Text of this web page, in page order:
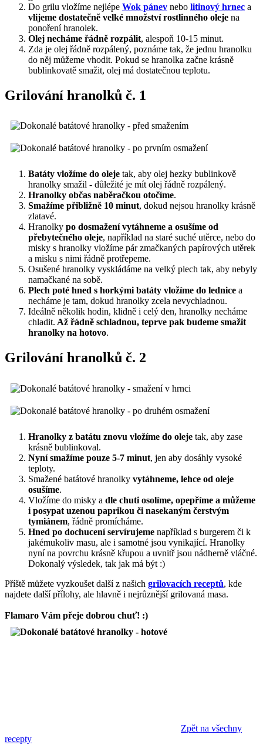
Do grilu vložíme nejlépe Wok pánev nebo litinový hrnec a
vlijeme dostatečně velké množství rostlinného oleje na
ponoření hranolek.
Olej necháme řádně rozpálit, alespoň 10-15 minut.
Zda je olej řádně rozpálený, poznáme tak, že jednu hranolku
do něj můžeme vhodit. Pokud se hranolka začne krásně
bublinkovatě smažit, olej má dostatečnou teplotu.
Grilování hranolků č. 1
Batáty vložíme do oleje tak, aby olej hezky bublinkově
hranolky smažil - důležité je mít olej řádně rozpálený.
Hranolky občas naběračkou otočíme.
Smažíme přibližně 10 minut, dokud nejsou hranolky krásně
zlatavé.
Hranolky po dosmažení vytáhneme a osušíme od
přebytečného oleje, například na staré suché utěrce, nebo do
misky s hranolky vložíme pár zmačkaných papírových utěrek
a misku s nimi řádně protřepeme.
Osušené hranolky vyskládáme na velký plech tak, aby nebyly
namačkané na sobě.
Plech poté hned s horkými batáty vložíme do lednice a
necháme je tam, dokud hranolky zcela nevychladnou.
Ideálně několik hodin, klidně i celý den, hranolky necháme
chladit. Až řádně schladnou, teprve pak budeme smažit
hranolky na hotovo.
Grilování hranolků č. 2
Hranolky z batátu znovu vložíme do oleje tak, aby zase
krásně bublinkoval.
Nyní smažíme pouze 5-7 minut, jen aby dosáhly vysoké
teploty.
Smažené batátové hranolky vytáhneme, lehce od oleje
osušíme.
Vložíme do misky a dle chuti osolíme, opepříme a můžeme
i posypat uzenou paprikou či nasekaným čerstvým
tymiánem, řádně promícháme.
Hned po dochucení servírujeme například s burgerem či k
jakémukoliv masu, ale i samotné jsou vynikající. Hranolky
nyní na povrchu krásně křupou a uvnitř jsou nádherně vláčné.
Dokonalý výsledek, tak jak má být :)
Příště můžete vyzkoušet další z našich grilovacích receptů, kde
najdete další přílohy, ale hlavně i nejrůznější grilovaná masa.
Flamaro Vám přeje dobrou chuť! :)
Zpět na všechny
recepty